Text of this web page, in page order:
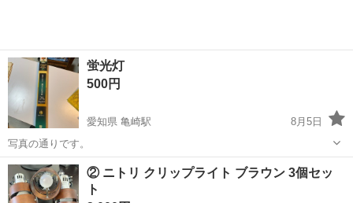
蛍光灯
500円
愛知県 亀崎駅
8月5日
写真の通りです。
愛知 半田市 亀崎駅 生活家電 蛍光灯
② ニトリ クリップライト ブラウン 3個セッ
ト